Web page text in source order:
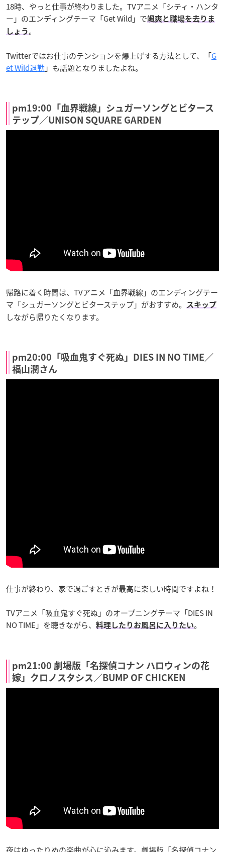
18時、やっと仕事が終わりました。TVアニメ「シティ・ハンタ
ー」のエンディングテーマ「Get Wild」で颯爽と職場を去りま
しょう。
Twitterではお仕事のテンションを爆上げする方法として、「G
et Wild退勤」も話題となりましたよね。
pm19:00「血界戦線」シュガーソングとビタース
テップ／UNISON SQUARE GARDEN
帰路に着く時間は、TVアニメ「血界戦線」のエンディングテー
マ「シュガーソングとビターステップ」がおすすめ。
スキップ
しながら帰りたくなります。
pm20:00「吸血鬼すぐ死ぬ」DIES IN NO TIME／
福山潤さん
仕事が終わり、家で過ごすときが最高に楽しい時間ですよね！
TVアニメ「吸血鬼すぐ死ぬ」のオープニングテーマ「DIES IN
NO TIME」を聴きながら、
料理したりお風呂に入りたい。
pm21:00 劇場版「名探偵コナン ハロウィンの花
嫁」クロノスタシス／BUMP OF CHICKEN
夜はゆったりめの楽曲が心に沁みます。劇場版「名探偵コナン